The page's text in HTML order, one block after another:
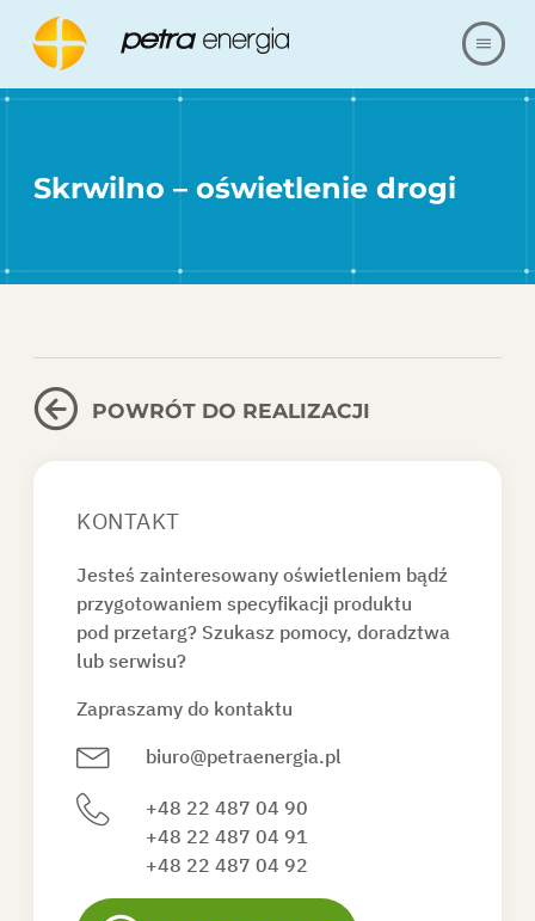
OFERTA
KONTAKT
DO POBRANIA
POPROŚ O OFERTĘ
Skrwilno – oświetlenie drogi
POWRÓT DO REALIZACJI
KONTAKT
Jesteś zainteresowany oświetleniem bądź
przygotowaniem specyfikacji produktu
pod przetarg? Szukasz pomocy, doradztwa
lub serwisu?
Zapraszamy do kontaktu
biuro@petraenergia.pl
+48 22 487 04 90
+48 22 487 04 91
+48 22 487 04 92